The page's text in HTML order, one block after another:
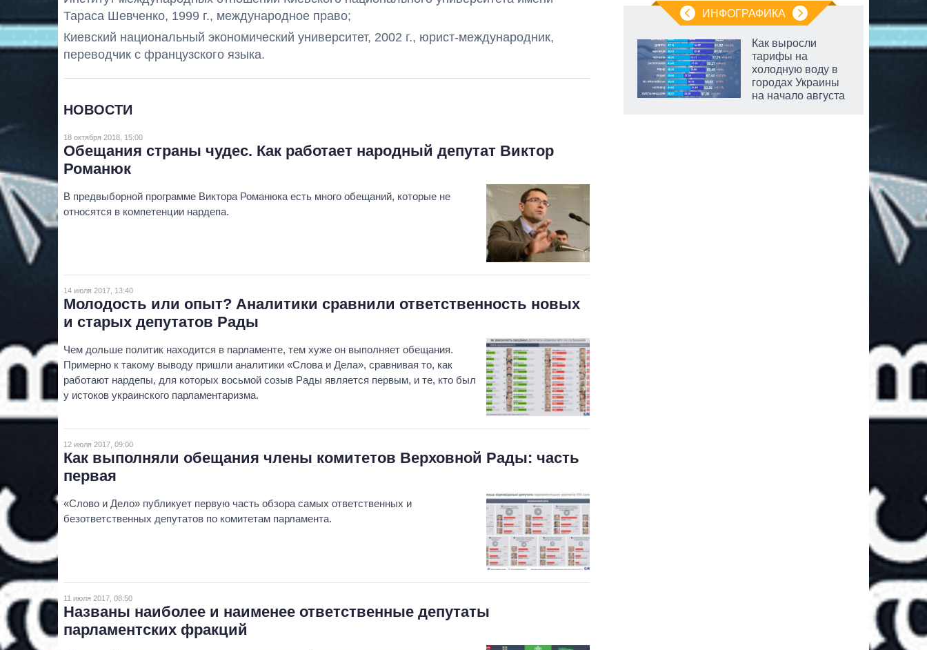
Тараса Шевченко, 1999 г., международное право;
Киевский национальный экономический университет, 2002 г., юрист-международник,
переводчик с французского языка.
НОВОСТИ
18 октября 2018, 15:00
Обещания страны чудес. Как работает народный депутат Виктор
Романюк
В предвыборной программе Виктора Романюка есть много обещаний, которые не
относятся в компетенции нардепа.
14 июля 2017, 13:40
Молодость или опыт? Аналитики сравнили ответственность новых
и старых депутатов Рады
Чем дольше политик находится в парламенте, тем хуже он выполняет обещания.
Примерно к такому выводу пришли аналитики «Слова и Дела», сравнивая то, как
работают нардепы, для которых восьмой созыв Рады является первым, и те, кто был
у истоков украинского парламентаризма.
12 июля 2017, 09:00
Как выполняли обещания члены комитетов Верховной Рады: часть
первая
«Слово и Дело» публикует первую часть обзора самых ответственных и
безответственных депутатов по комитетам парламента.
11 июля 2017, 08:50
Названы наиболее и наименее ответственные депутаты
парламентских фракций
ИНФОГРАФИКА
Как изменился
обороны за 13 лет
Как выросли
тарифы на
холодную воду в
городах Украины
на начало августа